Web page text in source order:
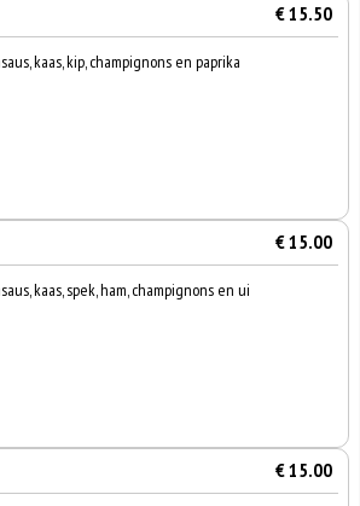
€ 15.50
kaas, kip, champignons en paprika
€ 15.00
kaas, spek, ham, champignons en ui
€ 15.00